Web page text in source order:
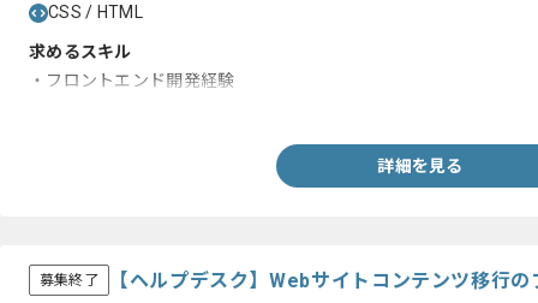
CSS / HTML
求めるスキル
・フロントエンド開発経験
詳細を見る
募集終了 【ヘルプデスク】Webサイトコンテンツ移行